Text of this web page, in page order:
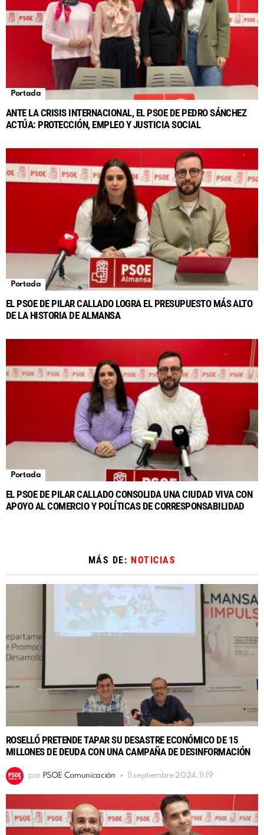
Portada
ANTE LA CRISIS INTERNACIONAL, EL PSOE DE PEDRO SÁNCHEZ
ACTÚA: PROTECCIÓN, EMPLEO Y JUSTICIA SOCIAL
Portada
EL PSOE DE PILAR CALLADO LOGRA EL PRESUPUESTO MÁS ALTO
DE LA HISTORIA DE ALMANSA
Portada
EL PSOE DE PILAR CALLADO CONSOLIDA UNA CIUDAD VIVA CON
APOYO AL COMERCIO Y POLÍTICAS DE CORRESPONSABILIDAD
MÁS DE: NOTICIAS
ROSELLÓ PRETENDE TAPAR SU DESASTRE ECONÓMICO DE 15
MILLONES DE DEUDA CON UNA CAMPAÑA DE DESINFORMACIÓN
por PSOE Comunicación 11 septiembre 2024, 11:19